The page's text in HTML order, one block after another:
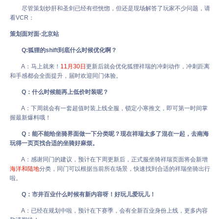
尽管策划炒肝和圣剑已经有些恍惚，但还是现场解答了玩家不少问题，请
看VCR：
策划面对面·北京站
Q:狐狸的shift到底什么时候优化啊？
A：马上就来！ 11月30日 更新后就会优化狐狸祥瑞的冲刺动作，冲刺距离
和手感都会全面提升，届时欢迎同门体验。
Q：什么时候能再上低价时装呢？
A：下周就会有一套超值时装上线全服，锁定小寒推文，即可第一时间掌
握最新爆料哦！
Q：能不能给坐骑界面做一下分类呢？现在祥瑞太多了混在一起，去南海
玩得一页页找合适的坐骑好麻烦。
A：感谢同门的建议，预计在下周更新后，正式服坐骑祥瑞页面将会新增
海洋和陆地分类，同门可以根据当前所在场景，快速找到合适的祥瑞坐骑出行
啦。
Q：市井百业什么时候有新内容呀！好玩儿爱玩儿！
A：已经在规划中啦，预计在下赛季，会有全新百业身份上线，更多内容